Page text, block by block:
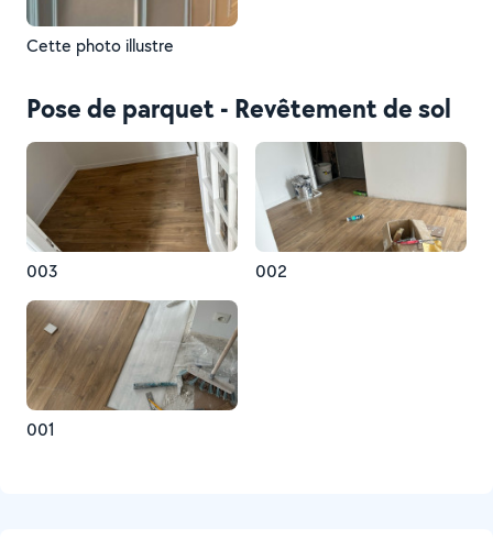
Cette photo illustre
Pose de parquet - Revêtement de sol
003 002
001